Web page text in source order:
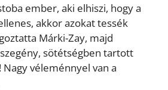
ember, aki elhiszi, hogy a
akkor azokat tessék
Márki-Zay, majd
sötétségben tartott
véleménnyel van a